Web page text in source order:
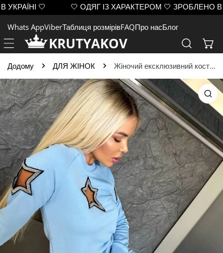
ДО ВМІСТУ
🤍 🤍 ОДЯГ ІЗ ХАРАКТЕРОМ 🤍 ЗРОБЛЕНО В
Whats AppViberТаблиця розмірівFAQПро насБлог
KRUTYAKOV
Додому ДЛЯ ЖІНОК Жіночий ексклюзивний костюм Stars блакитний
ПРО ПРОДУКТ